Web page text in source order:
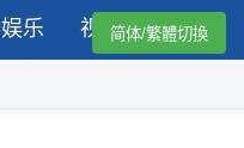
娱乐 视频简体/繁體切換